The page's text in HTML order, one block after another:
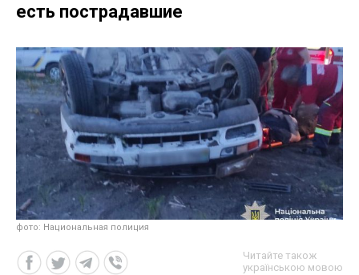
есть пострадавшие
фото: Национальная полиция
Читайте також
українською мовою